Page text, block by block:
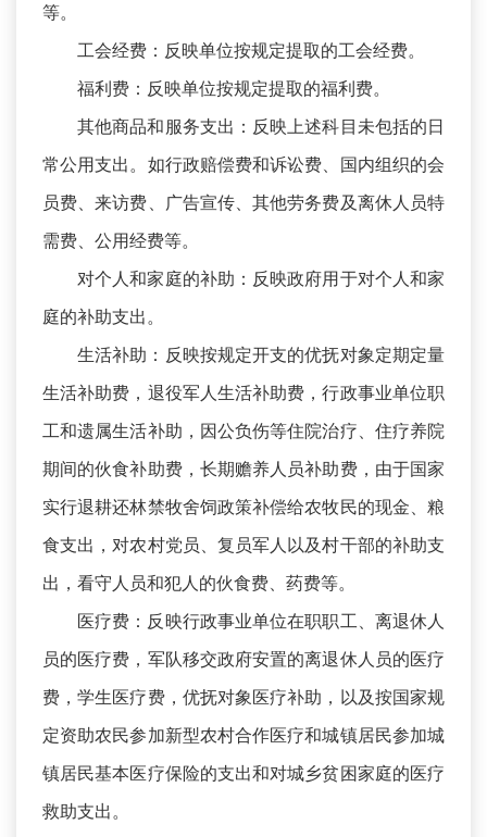
等。
工会经费：反映单位按规定提取的工会经费。
福利费：反映单位按规定提取的福利费。
其他商品和服务支出：反映上述科目未包括的日
常公用支出。如行政赔偿费和诉讼费、国内组织的会
员费、来访费、广告宣传、其他劳务费及离休人员特
需费、公用经费等。
对个人和家庭的补助：反映政府用于对个人和家
庭的补助支出。
生活补助：反映按规定开支的优抚对象定期定量
生活补助费，退役军人生活补助费，行政事业单位职
工和遗属生活补助，因公负伤等住院治疗、住疗养院
期间的伙食补助费，长期赡养人员补助费，由于国家
实行退耕还林禁牧舍饲政策补偿给农牧民的现金、粮
食支出，对农村党员、复员军人以及村干部的补助支
出，看守人员和犯人的伙食费、药费等。
医疗费：反映行政事业单位在职职工、离退休人
员的医疗费，军队移交政府安置的离退休人员的医疗
费，学生医疗费，优抚对象医疗补助，以及按国家规
定资助农民参加新型农村合作医疗和城镇居民参加城
镇居民基本医疗保险的支出和对城乡贫困家庭的医疗
救助支出。